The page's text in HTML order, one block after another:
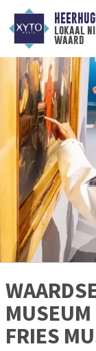
lokaal
waard
FRIES